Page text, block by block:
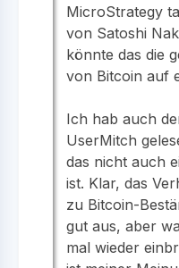
MicroStrategy
von Satoshi
könnte das die
von Bitcoin auf
Ich hab auch
UserMitch
das nicht auch
ist. Klar, das
zu Bitcoin-
gut aus, aber
mal wieder